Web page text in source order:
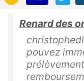
Renard des
pouvez